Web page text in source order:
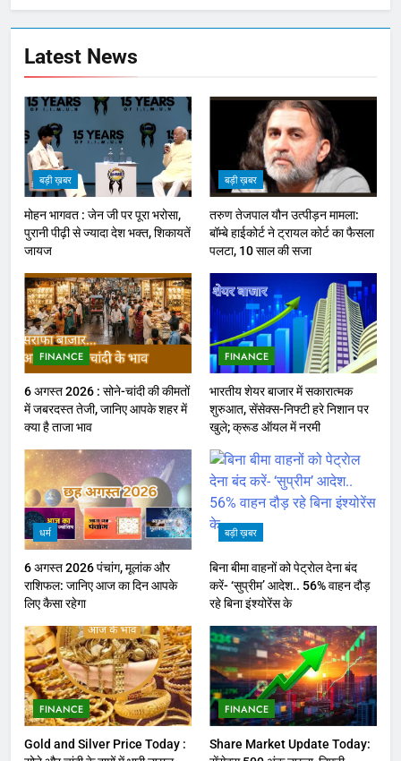
Latest News
बड़ी ख़बर
मोहन भागवत : जेन जी पर पूरा भरोसा,
पुरानी पीढ़ी से ज्यादा देश भक्त, शिकायतें
जायज
बड़ी ख़बर
तरुण तेजपाल यौन उत्पीड़न मामला:
बॉम्बे हाईकोर्ट ने ट्रायल कोर्ट का फैसला
पलटा, 10 साल की सजा
FINANCE
6 अगस्त 2026 : सोने-चांदी की कीमतों
में जबरदस्त तेजी, जानिए आपके शहर में
क्या है ताजा भाव
FINANCE
भारतीय शेयर बाजार में सकारात्मक
शुरुआत, सेंसेक्स-निफ्टी हरे निशान पर
खुले; क्रूड ऑयल में नरमी
धर्म
6 अगस्त 2026 पंचांग, मूलांक और
राशिफल: जानिए आज का दिन आपके
लिए कैसा रहेगा
बड़ी ख़बर
बिना बीमा वाहनों को पेट्राेल देना बंद
करें- ‘सुप्रीम’ आदेश.. 56% वाहन दौड़
रहे बिना इंश्योरेंस के
FINANCE
Gold and Silver Price Today :
FINANCE
Share Market Update Today: